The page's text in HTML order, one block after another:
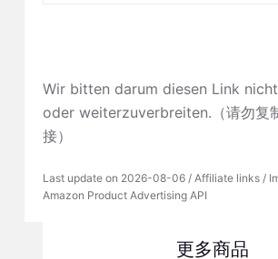
Wir bitten darum diesen Link
oder weiterzuverbreiten.（请勿复
接）
Last update on 2026-08-06 / Affiliate links /
Amazon Product Advertising API
更多商品